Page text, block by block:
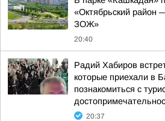
«Октябрьский район
ЗОЖ»
20:40
Радий Хабиров
которые приехали в
познакомиться с
20:37